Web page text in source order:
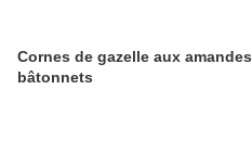
Cornes de gazelle aux amandes
bâtonnets